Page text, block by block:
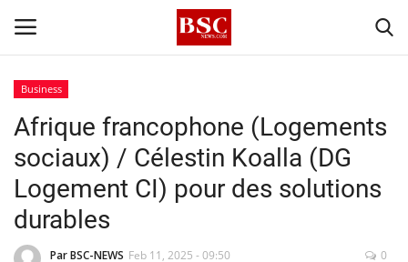
Accueil
Contact
A propos
Business
Afrique francophone (Logements
sociaux) / Célestin Koalla (DG
Logement CI) pour des solutions
durables
Par BSC-NEWS Feb 11, 2025 - 09:50
0